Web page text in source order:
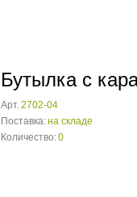
Бутылка с
Арт.2702-04
Поставка:на складе
Количество:0